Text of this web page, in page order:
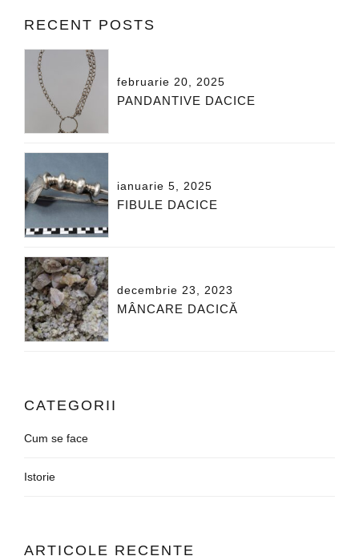
RECENT POSTS
februarie 20, 2025
PANDANTIVE DACICE
ianuarie 5, 2025
FIBULE DACICE
decembrie 23, 2023
MÂNCARE DACICĂ
CATEGORII
Cum se face
Istorie
ARTICOLE RECENTE